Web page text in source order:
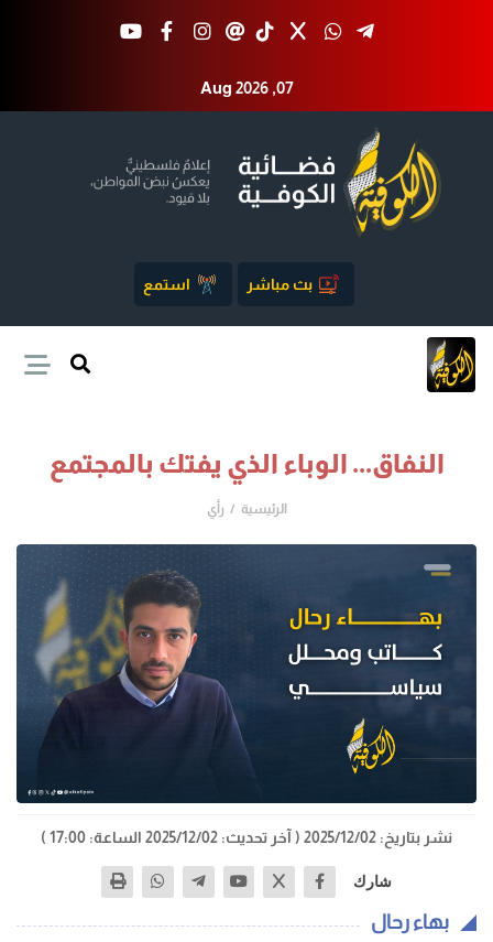
Aug 2026 ,07
بث مباشر استمع
النفاق... الوباء الذي يفتك بالمجتمع
الرئيسية رأي
نشر بتاريخ: 2025/12/02 ( آخر تحديث: 2025/12/02 الساعة: 17:00 )
شارك
بهاء رحال